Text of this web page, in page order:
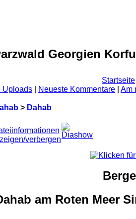
Georgien
Startseite
Uploads Neueste Kommentare Am
> Dahab
am Roten Meer